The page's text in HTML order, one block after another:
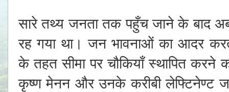
सारे तथ्य जनता तक पहुँच जाने के बाद
रह गया था। जन भावनाओं का आदर
के तहत सीमा पर चौकियाँ स्थापित करने
कृष्ण मेनन और उनके करीबी लेफ्टिनेण्ट